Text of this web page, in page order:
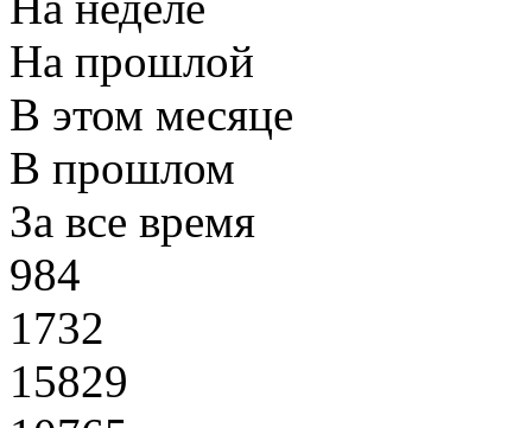
На прошлой
В этом месяце
В прошлом
За все время
984
1732
15829